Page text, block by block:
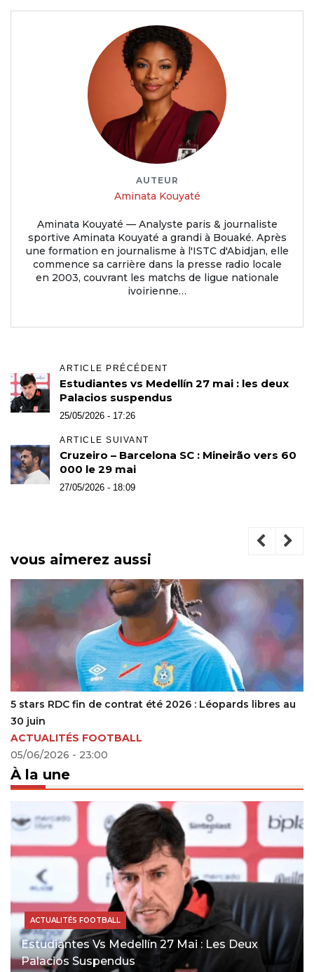
AUTEUR
Aminata Kouyaté
Aminata Kouyaté — Analyste paris & journaliste
sportive Aminata Kouyaté a grandi à Bouaké. Après
une formation en journalisme à l'ISTC d'Abidjan, elle
commence sa carrière dans la presse radio locale
en 2003, couvrant les matchs de ligue nationale
ivoirienne…
ARTICLE PRÉCÉDENT
Estudiantes vs Medellín 27 mai : les deux
Palacios suspendus
25/05/2026 - 17:26
ARTICLE SUIVANT
Cruzeiro – Barcelona SC : Mineirão vers 60
000 le 29 mai
27/05/2026 - 18:09
vous aimerez aussi
5 stars RDC fin de contrat été 2026 : Léopards libres au
30 juin
ACTUALITÉS FOOTBALL
05/06/2026 - 23:00
À la une
ACTUALITÉS FOOTBALL
Estudiantes Vs Medellín 27 Mai : Les Deux
Palacios Suspendus